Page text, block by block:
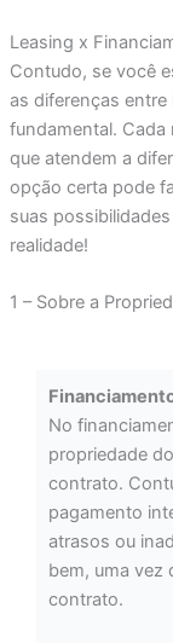
Leasing x
Contudo, se você
as diferenças
fundamental. Cada
que atendem a
opção certa pode
suas
realidade!
1 – Sobre a
No
propriedade
contrato.
pagamento
atrasos ou
bem, uma vez
contrato.